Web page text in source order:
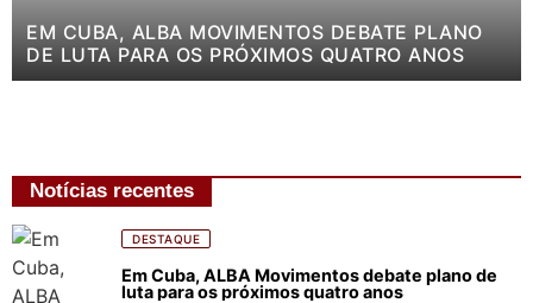
EM CUBA, ALBA MOVIMENTOS DEBATE PLANO
DE LUTA PARA OS PRÓXIMOS QUATRO ANOS
Notícias recentes
DESTAQUE
Em Cuba, ALBA Movimentos debate plano de
luta para os próximos quatro anos